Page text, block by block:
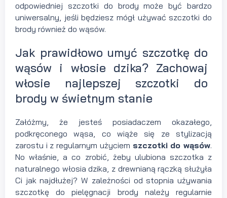
odpowiedniej szczotki do brody może być bardzo
uniwersalny, jeśli będziesz mógł używać szczotki do
brody również do wąsów.
Jak prawidłowo umyć szczotkę do
wąsów i włosie dzika? Zachowaj
włosie najlepszej szczotki do
brody w świetnym stanie
Załóżmy, że jesteś posiadaczem okazałego,
podkręconego wąsa, co wiąże się ze stylizacją
zarostu i z regularnym użyciem szczotki do wąsów.
No właśnie, a co zrobić, żeby ulubiona szczotka z
naturalnego włosia dzika, z drewnianą rączką służyła
Ci jak najdłużej? W zależności od stopnia używania
szczotkę do pielęgnacji brody należy regularnie